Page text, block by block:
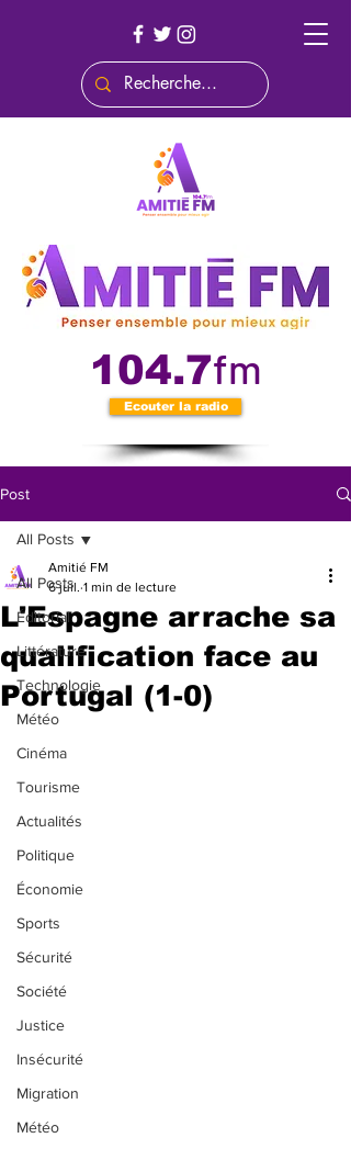
104.7fm
Ecouter la radio
Post
All Posts
Éditorial
Littérature
Technologie
Météo
Cinéma
Tourisme
Actualités
Politique
Économie
Sports
Sécurité
Société
Justice
Insécurité
Migration
Météo
All Posts
L'Espagne arrache sa
qualification face au
Portugal (1-0)
Amitié FM
6 juil. 1 min de lecture